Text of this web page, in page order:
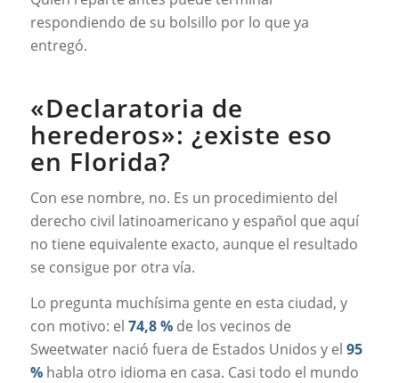
respondiendo de su bolsillo por lo que ya
entregó.
«Declaratoria de
herederos»: ¿existe eso
en Florida?
Con ese nombre, no. Es un procedimiento del
derecho civil latinoamericano y español que aquí
no tiene equivalente exacto, aunque el resultado
se consigue por otra vía.
Lo pregunta muchísima gente en esta ciudad, y
con motivo: el 74,8 %de los vecinos de
Sweetwater nació fuera de Estados Unidos y el 95
%habla otro idioma en casa. Casi todo el mundo